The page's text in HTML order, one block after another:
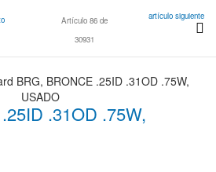
Artículo 86 de
30931
artículo siguiente
.31OD .75W,